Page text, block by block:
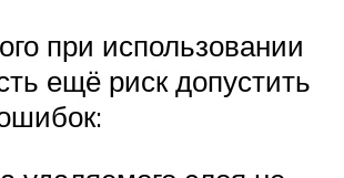
при использовании
ещё риск допустить